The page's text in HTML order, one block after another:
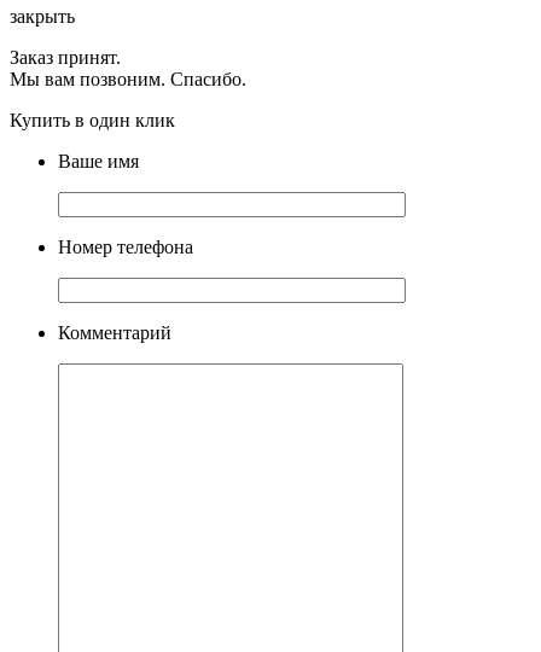
закрыть
Заказ принят.
Мы вам позвоним. Спасибо.
Купить в один клик
Ваше имя
Номер телефона
Комментарий